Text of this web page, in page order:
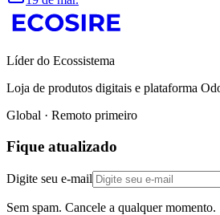
Líder do Ecossistema
Loja de produtos digitais e plataforma
Global · Remoto primeiro
Fique atualizado
Digite seu e-mail
Sem spam. Cancele a qualquer momento.